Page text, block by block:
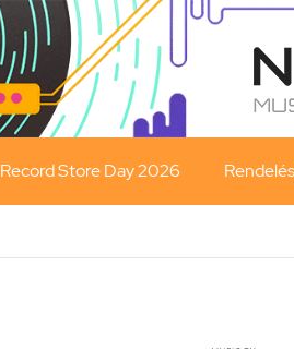
Record Store Day 2026